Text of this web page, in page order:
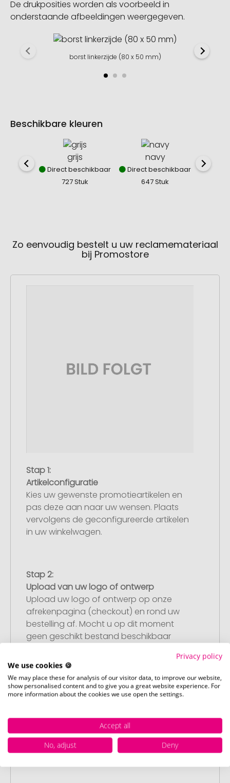
De drukposities worden als voorbeeld in
onderstaande afbeeldingen weergegeven.
borst linkerzijde (80 x 50 mm)
Beschikbare kleuren
grijs
Direct beschikbaar
727 Stuk
navy
Direct beschikbaar
647 Stuk
Zo eenvoudig bestelt u uw reclamemateriaal
bij Promostore
Stap 1:
Artikelconfiguratie
Kies uw gewenste promotieartikelen en
pas deze aan naar uw wensen. Plaats
vervolgens de geconfigureerde artikelen
in uw winkelwagen.
Stap 2:
Upload van uw logo of ontwerp
Upload uw logo of ontwerp op onze
afrekenpagina (checkout) en rond uw
bestelling af. Mocht u op dit moment
geen geschikt bestand beschikbaar
Stap 3:
U ontvangt van ons een gratis
drukvoorbeeld met uw ontwerp. Zodra u
dit heeft goedgekeurd, starten wij direct
met de productie.
Privacy policy
We use cookies 🍪
We may place these for analysis of our visitor data, to improve our website,
show personalised content and to give you a great website experience. For
more information about the cookies we use open the settings.
Accept all
No, adjust
Deny